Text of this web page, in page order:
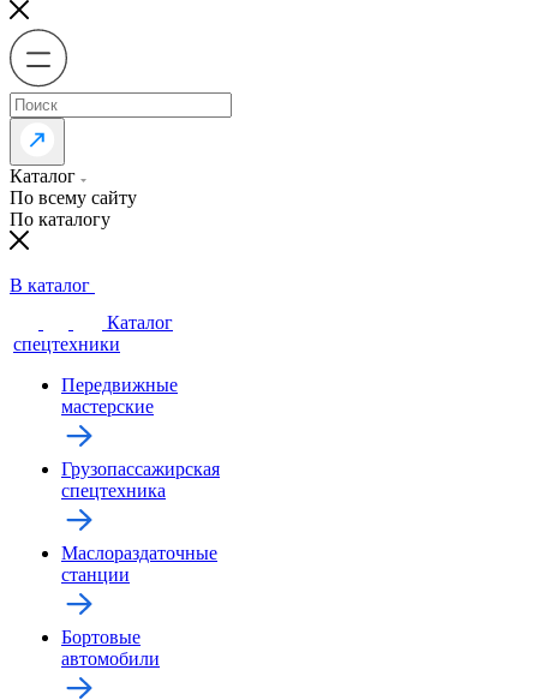
Каталог
По всему сайту
По каталогу
В каталог
Каталог
спецтехники
Передвижные
мастерские
Грузопассажирская
спецтехника
Маслораздаточные
станции
Бортовые
автомобили